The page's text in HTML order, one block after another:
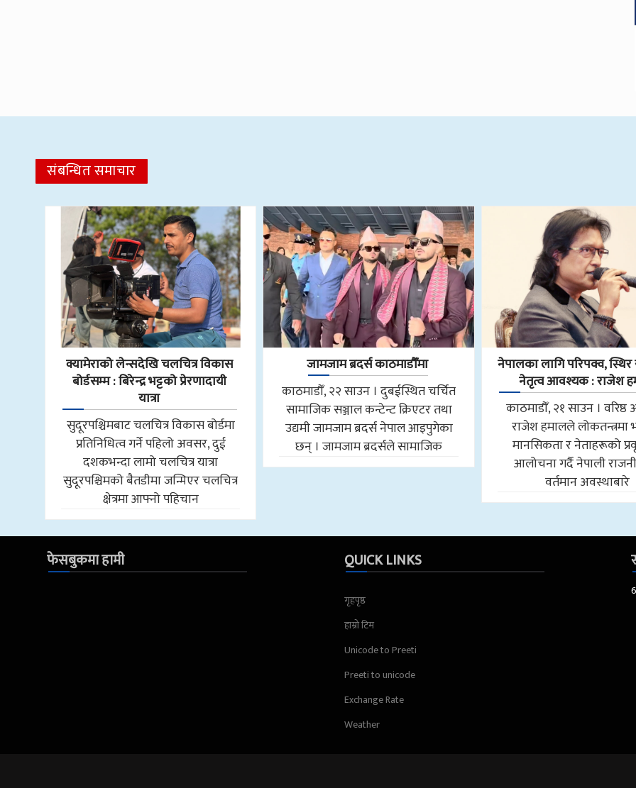
संबन्धित समाचार
क्यामेराको लेन्सदेखि चलचित्र विकास
बोर्डसम्म : बिरेन्द्र भट्टको प्रेरणादायी
यात्रा
सुदूरपश्चिमबाट चलचित्र विकास बोर्डमा
प्रतिनिधित्व गर्ने पहिलो अवसर, दुई
दशकभन्दा लामो चलचित्र यात्रा
सुदूरपश्चिमको बैतडीमा जन्मिएर चलचित्र
क्षेत्रमा आफ्नो पहिचान
जामजाम ब्रदर्स काठमाडौँमा
काठमाडौँ, २२ साउन । दुबईस्थित चर्चित
सामाजिक सञ्जाल कन्टेन्ट क्रिएटर तथा
उद्यमी जामजाम ब्रदर्स नेपाल आइपुगेका
छन् । जामजाम ब्रदर्सले सामाजिक
नेपालका लागि परिपक्व, स्थिर
नेतृत्व आवश्यक : राजेश
काठमाडौँ, २१ साउन । वरिष्ठ
राजेश हमालले लोकतन्त्रमा
मानसिकता र नेताहरूको
आलोचना गर्दै नेपाली
वर्तमान अवस्थाबारे
फेसबुकमा हामी QUICK LINKS
गृहपृष्ठ
हाम्रो टिम
Unicode to Preeti
Preeti to unicode
Exchange Rate
Weather